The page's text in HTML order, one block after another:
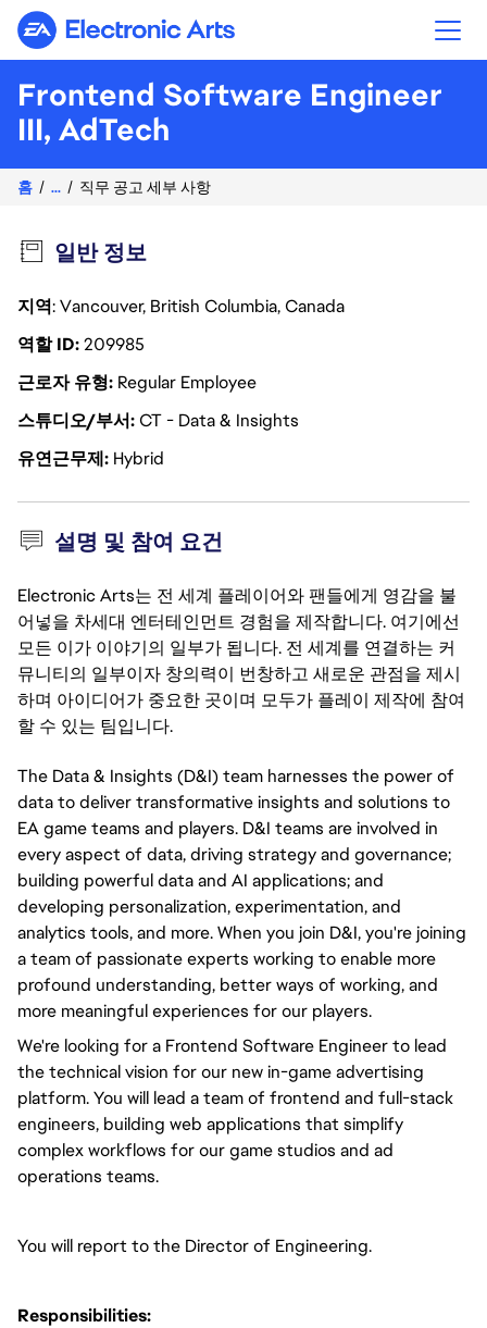
Electronic Arts
Frontend Software Engineer
III, AdTech
홈 ... 직무 공고 세부 사항
일반 정보
지역: Vancouver, British Columbia, Canada
역할 ID209985
근로자 유형 Regular Employee
스튜디오/부서CT - Data & Insights
유연근무제 Hybrid
설명 및 참여 요건
Electronic Arts는 전 세계 플레이어와 팬들에게 영감을 불
어넣을 차세대 엔터테인먼트 경험을 제작합니다. 여기에선
모든 이가 이야기의 일부가 됩니다. 전 세계를 연결하는 커
뮤니티의 일부이자 창의력이 번창하고 새로운 관점을 제시
하며 아이디어가 중요한 곳이며 모두가 플레이 제작에 참여
할 수 있는 팀입니다.
The Data & Insights (D&I) team harnesses the power of
data to deliver transformative insights and solutions to
EA game teams and players. D&I teams are involved in
every aspect of data, driving strategy and governance;
building powerful data and AI applications; and
developing personalization, experimentation, and
analytics tools, and more. When you join D&I, you're joining
a team of passionate experts working to enable more
profound understanding, better ways of working, and
more meaningful experiences for our players.
We're looking for a Frontend Software Engineer to lead
the technical vision for our new in-game advertising
platform. You will lead a team of frontend and full-stack
engineers, building web applications that simplify
complex workflows for our game studios and ad
operations teams.
You will report to the Director of Engineering.
Responsibilities: